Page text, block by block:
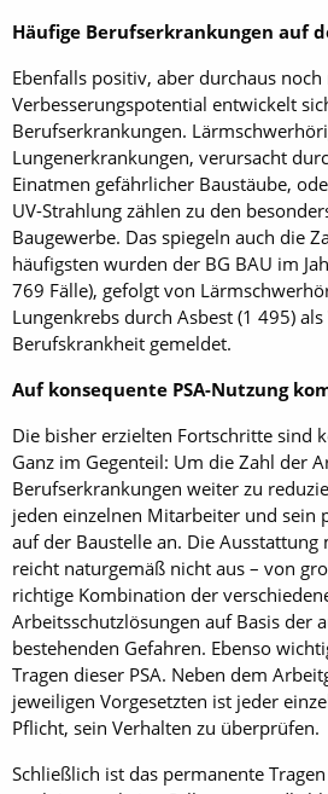
Häufige Berufserkrankungen auf
Ebenfalls positiv, aber durchaus
Verbesserungspotential entwickelt
Berufserkrankungen.
Lungenerkrankungen, verursacht
Einatmen gefährlicher Baustäube,
UV-Strahlung zählen zu den
Baugewerbe. Das spiegeln auch die
häufigsten wurden der BG BAU im
769 Fälle), gefolgt von
Lungenkrebs durch Asbest (1 495)
Berufskrankheit gemeldet.
Auf konsequente PSA-Nutzung
Die bisher erzielten Fortschritte sind
Ganz im Gegenteil: Um die Zahl der
Berufserkrankungen weiter zu
jeden einzelnen Mitarbeiter und sein
auf der Baustelle an. Die Ausstattung
reicht naturgemäß nicht aus – von
richtige Kombination der
Arbeitsschutzlösungen auf Basis der
bestehenden Gefahren. Ebenso
Tragen dieser PSA. Neben dem
jeweiligen Vorgesetzten ist jeder
Pflicht, sein Verhalten zu überprüfen.
Schließlich ist das permanente